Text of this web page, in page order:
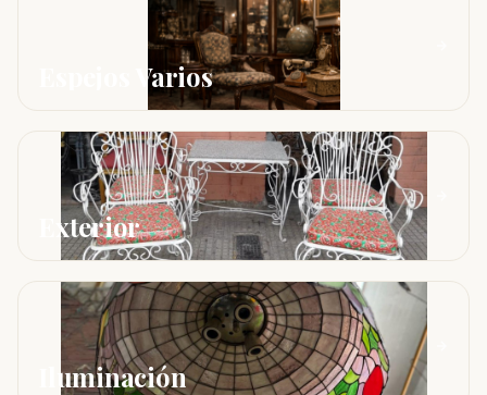
Espejos Varios
Exterior
Iluminación